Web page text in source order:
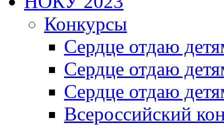
Конкурсы
Сердце отдаю
Сердце отдаю
Сердце отдаю
Всероссийский